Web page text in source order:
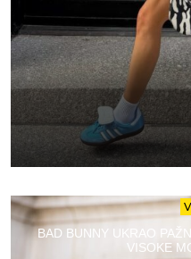
BAD BUNNY UKRAO
VISOKE